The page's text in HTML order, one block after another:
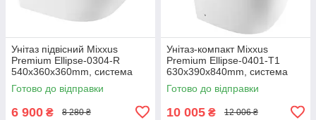
Унітаз підвісний Mixxus
Premium Ellipse-0304-R
540x360x360mm, система
змиву Rimless (MP6466)
Готово до відправки
6 900 ₴ 8 280 ₴
Унітаз-компакт Mixxus
Premium Ellipse-0401-T1
630x390x840mm, система
змиву TORNADO 1.0
(MP6467)
Готово до відправки
10 005 ₴ 12 006 ₴